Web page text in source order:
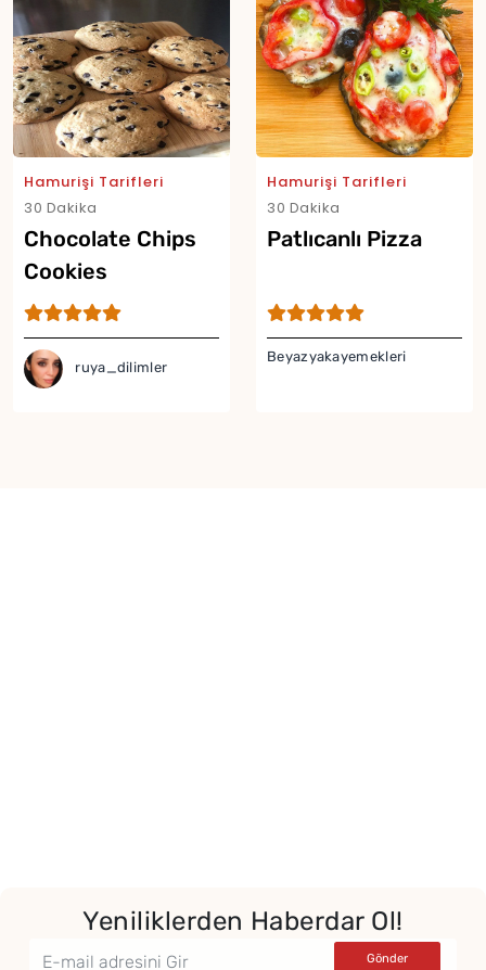
Hamurişi Tarifleri
30 Dakika
Chocolate Chips
Cookies
ruya_dilimler
Hamurişi Tarifleri
30 Dakika
Patlıcanlı Pizza
Beyazyakayemekleri
Yeniliklerden Haberdar Ol!